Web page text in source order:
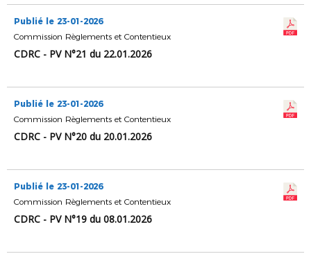
Publié le 23-01-2026
Commission Règlements et Contentieux
CDRC - PV N°21 du 22.01.2026
Publié le 23-01-2026
Commission Règlements et Contentieux
CDRC - PV N°20 du 20.01.2026
Publié le 23-01-2026
Commission Règlements et Contentieux
CDRC - PV N°19 du 08.01.2026